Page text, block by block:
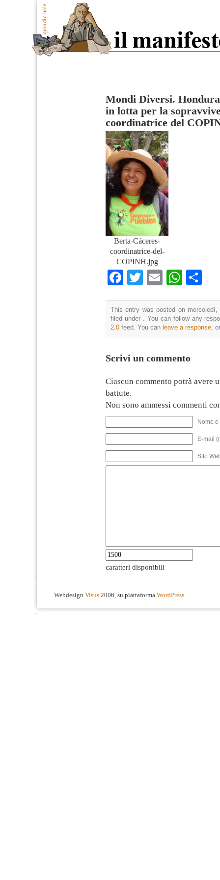
Mondi Diversi.
in lotta per la
coordinatrice del
Berta-Cáceres-
coordinatrice-del-
COPINH.jpg
Facebook
TwitterEmail
This entry was posted on
filed under . You can follow any
2.0 feed. You can leave a response ,
Scrivi un commento
Ciascun commento potrà avere
battute.
Non sono ammessi commenti
Nome
E-mail
Sito
caratteri disponibili
Webdesign Visus 2006, su piattaforma WordPress